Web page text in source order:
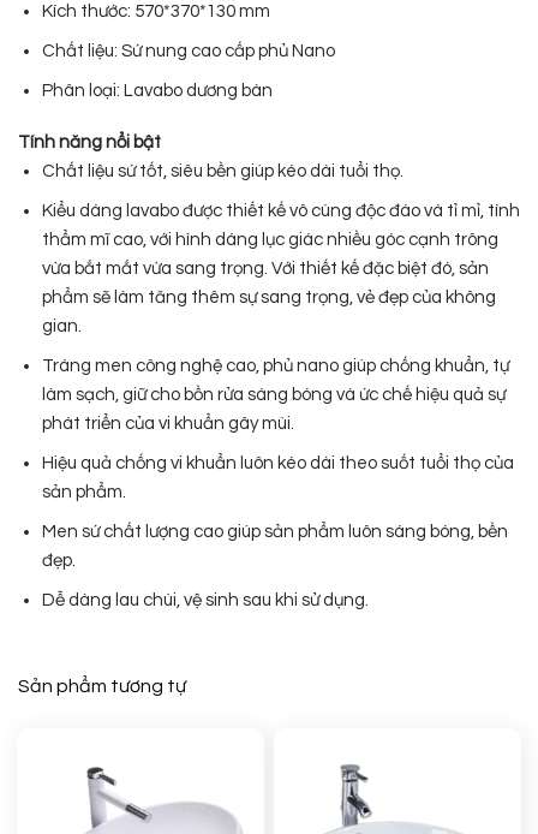
Kích thước: 570*370*130 mm
Chất liệu: Sứ nung cao cấp phủ Nano
Phân loại: Lavabo dương bàn
Tính năng nổi bật
Chất liệu sứ tốt, siêu bền giúp kéo dài tuổi thọ.
Kiểu dáng lavabo được thiết kế vô cùng độc đáo và tỉ mỉ, tính
thẩm mĩ cao, với hình dáng lục giác nhiều góc cạnh trông
vừa bắt mắt vừa sang trọng. Với thiết kế đặc biệt đó, sản
phẩm sẽ làm tăng thêm sự sang trọng, vẻ đẹp của không
gian.
Tráng men công nghệ cao, phủ nano giúp chống khuẩn, tự
làm sạch, giữ cho bồn rửa sáng bóng và ức chế hiệu quả sự
phát triển của vi khuẩn gây mùi.
Hiệu quả chống vi khuẩn luôn kéo dài theo suốt tuổi thọ của
sản phẩm.
Men sứ chất lượng cao giúp sản phẩm luôn sáng bóng, bền
đẹp.
Dễ dàng lau chùi, vệ sinh sau khi sử dụng.
Sản phẩm tương tự